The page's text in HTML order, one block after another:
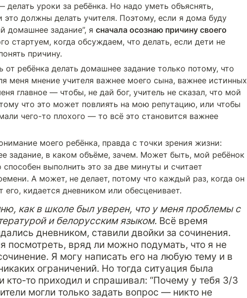
делать уроки за ребёнка. Но надо уметь объяснять,
должны делать учителя. Поэтому, если я дома буду
домашнее задание”, я сначала осознаю причину своего
стартуем, когда обсуждаем, что делать, если дети не
причину.
от ребёнка делать домашнее задание только потому, что
меня мнение учителя важнее моего сына, важнее истинных
главное — чтобы, не дай бог, учитель не сказал, что мой
что это может повлиять на мою репутацию, или чтобы
чего-то плохого — то всё это становится важнее
моего ребёнка, правда с точки зрения жизни:
задание, в каком объёме, зачем. Может быть, мой ребёнок
способен выполнить это за две минуты и считает
А может, не делает, потому что каждый раз, когда он
его, кидается дневником или обесценивает.
как в школе был уверен, что у меня проблемы с
и белорусским языком. Всё время
дневником, ставили двойки за сочинения.
посмотреть, вряд ли можно подумать, что я не
Я могу написать его на любую тему и в
ограничений. Но тогда ситуация была
кто-то приходил и спрашивал: “Почему у тебя 3/3
могли только задать вопрос — никто не